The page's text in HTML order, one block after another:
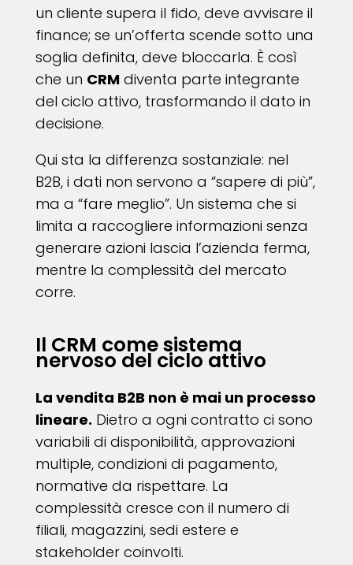
un cliente supera il fido, deve avvisare il
finance; se un’offerta scende sotto una
soglia definita, deve bloccarla. È così
che un CRMdiventa parte integrante
del ciclo attivo, trasformando il dato in
decisione.
Qui sta la differenza sostanziale: nel
B2B, i dati non servono a “sapere di più”,
ma a “fare meglio”. Un sistema che si
limita a raccogliere informazioni senza
generare azioni lascia l’azienda ferma,
mentre la complessità del mercato
corre.
Il CRM come sistema
nervoso del ciclo attivo
La vendita B2B non è mai un processo
lineare. Dietro a ogni contratto ci sono
variabili di disponibilità, approvazioni
multiple, condizioni di pagamento,
normative da rispettare. La
complessità cresce con il numero di
filiali, magazzini, sedi estere e
stakeholder coinvolti.